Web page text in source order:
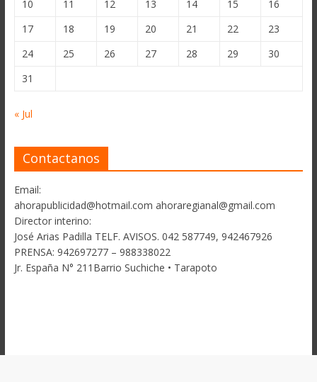
10
11 12 13 14 15
16
17
18 19 20 21 22
23
24
25 26 27 28 29
30
31
« Jul
Contactanos
Email:
ahorapublicidad@hotmail.com ahoraregianal@gmail.com
Director interino:
José Arias Padilla TELF. AVISOS. 042 587749, 942467926
PRENSA: 942697277 – 988338022
Jr. España N° 211Barrio Suchiche • Tarapoto